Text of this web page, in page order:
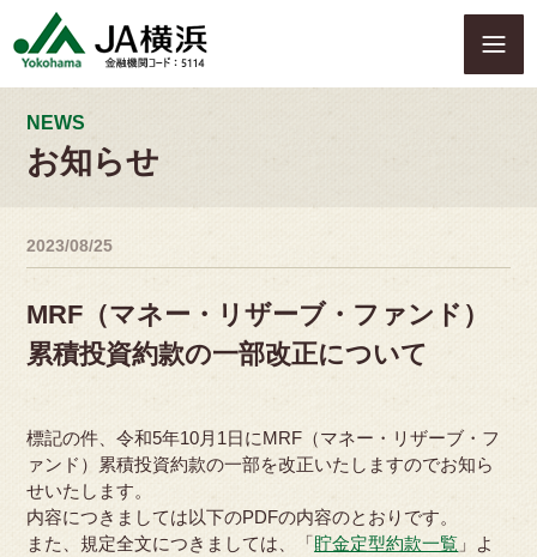
p
NEWS
お知らせ
2023/08/25
MRF（マネー・リザーブ・ファンド）
累積投資約款の一部改正について
標記の件、令和5年10月1日にMRF（マネー・リザーブ・フ
ァンド）累積投資約款の一部を改正いたしますのでお知ら
せいたします。
内容につきましては以下のPDFの内容のとおりです。
また、規定全文につきましては、「貯金定型約款一覧 」よ